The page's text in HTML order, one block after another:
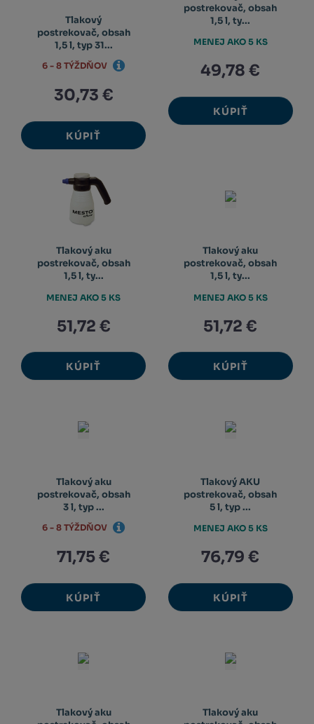
Tlakový
postrekovač, obsah
1,5 l, typ 31...
30,73 €
KÚPIŤ
6 - 8 TÝŽDŇOV
postrekovač, obsah
1,5 l, ty...
49,78 €
KÚPIŤ
MENEJ AKO 5 KS
Tlakový aku
postrekovač, obsah
1,5 l, ty...
51,72 €
KÚPIŤ
MENEJ AKO 5 KS
Tlakový aku
postrekovač, obsah
1,5 l, ty...
51,72 €
KÚPIŤ
MENEJ AKO 5 KS
Tlakový aku
postrekovač, obsah
3 l, typ ...
71,75 €
KÚPIŤ
6 - 8 TÝŽDŇOV
Tlakový AKU
postrekovač, obsah
5 l, typ ...
76,79 €
KÚPIŤ
MENEJ AKO 5 KS
Tlakový aku
Tlakový aku